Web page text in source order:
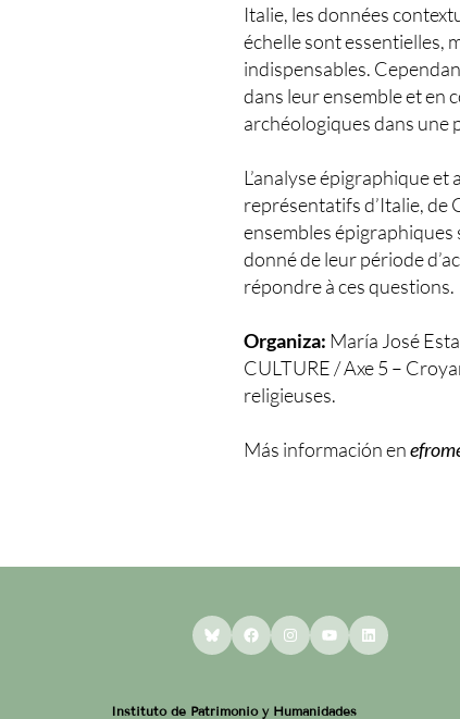
Italie, les données
échelle sont essentielles,
indispensables.
dans leur ensemble et en
archéologiques dans une
L’analyse épigraphique
représentatifs d’Italie, de
ensembles
donné de leur période
répondre à ces questions.
Organiza: María José
CULTURE / Axe 5 –
religieuses.
Más información en
BlueskyFacebookInstagram
YouTubeLinkedIn
Instituto de Patrimonio y Humanidades